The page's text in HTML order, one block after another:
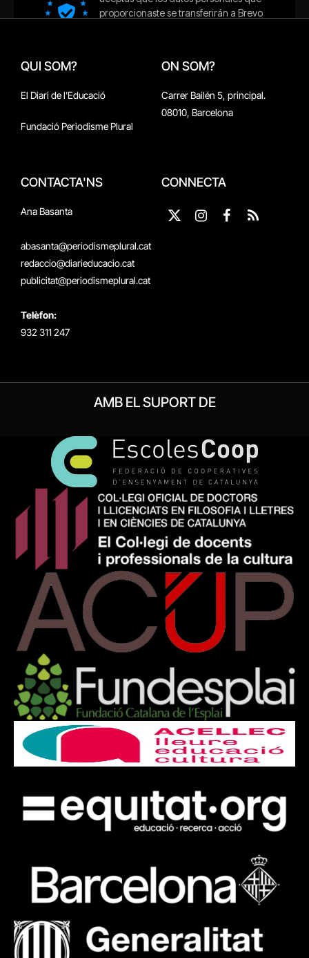
QUI SOM?
El Diari de l'Educació
Fundació Periodisme Plural
ON SOM?
Carrer Bailén 5, principal.
08010, Barcelona
CONTACTA'NS
Ana Basanta
abasanta@periodismeplural.cat
redaccio@diarieducacio.cat
publicitat@periodismeplural.cat
Telèfon:
932 311 247
CONNECTA
X
InstagramFacebook
RSS
AMB EL SUPORT DE